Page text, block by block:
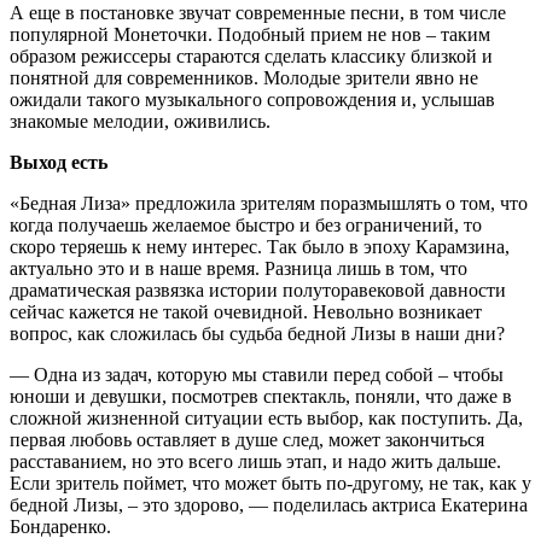
А еще в постановке звучат современные песни, в том числе
популярной Монеточки. Подобный прием не нов – таким
образом режиссеры стараются сделать классику близкой и
понятной для современников. Молодые зрители явно не
ожидали такого музыкального сопровождения и, услышав
знакомые мелодии, оживились.
Выход есть
«Бедная Лиза» предложила зрителям поразмышлять о том, что
когда получаешь желаемое быстро и без ограничений, то
скоро теряешь к нему интерес. Так было в эпоху Карамзина,
актуально это и в наше время. Разница лишь в том, что
драматическая развязка истории полуторавековой давности
сейчас кажется не такой очевидной. Невольно возникает
вопрос, как сложилась бы судьба бедной Лизы в наши дни?
— Одна из задач, которую мы ставили перед собой – чтобы
юноши и девушки, посмотрев спектакль, поняли, что даже в
сложной жизненной ситуации есть выбор, как поступить. Да,
первая любовь оставляет в душе след, может закончиться
расставанием, но это всего лишь этап, и надо жить дальше.
Если зритель поймет, что может быть по-другому, не так, как у
бедной Лизы, – это здорово, — поделилась актриса Екатерина
Бондаренко.